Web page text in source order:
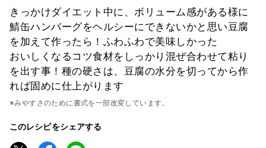
きっかけダイエット中に、ボリューム感がある様に
鯖缶ハンバーグをヘルシーにできないかと思い豆腐
を加えて作ったら！ふわふわで美味しかった
おいしくなるコツ食材をしっかり混ぜ合わせて粘り
を出す事！種の硬さは、豆腐の水分を切ってから作
れば固めに仕上がります
※みやすさのために書式を一部改変しています。
このレシピをシェアする